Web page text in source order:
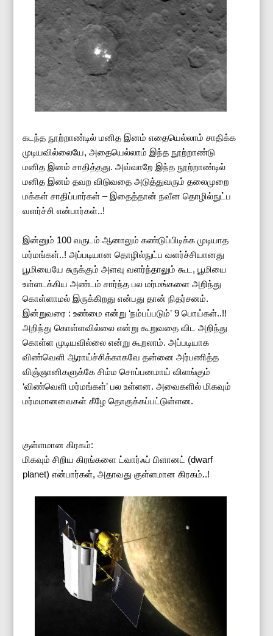
கடந்த நூற்றாண்டில் மனித இனம் எதையெல்லாம் சாதிக்க
முடியவில்லையே, அதையெல்லாம் இந்த நூற்றாண்டு
மனித இனம் சாதித்தது. அவ்வாறே இந்த நூற்றாண்டில்
மனித இனம் தவற விடுவதை அடுத்துவரும் தலைமுறை
மக்கள் சாதிப்பார்கள் – இதைத்தான் நவீன தொழில்நுட்ப
வளர்ச்சி என்பார்கள்..!
இன்னும் 100 வருடம் ஆனாலும் கண்டுப்பிடிக்க முடியாத
மர்மங்கள்..! அப்படியான தொழில்நுட்ப வளர்ச்சியானது
பூமியையே சுருக்கும் அளவு வளர்ந்தாலும் கூட, பூமியை
உள்ளடக்கிய அண்டம் சார்ந்த பல மர்மங்களை அறிந்து
கொள்ளாமல் இருக்கிறது என்பது தான் நிதர்சனம்.
இன்றுவரை : உண்மை என்று ‘நம்பப்படும்’ 9 பொய்கள்..!!
அறிந்து கொள்ளவில்லை என்று கூறுவதை விட அறிந்து
கொள்ள முடியவில்லை என்று கூறலாம். அப்படியாக
விண்வெளி ஆராய்ச்சிக்காகவே தன்னை அர்பணித்த
விஞ்ஞானிகளுக்கே சிம்ம சொப்பனமாய் விளங்கும்
‘விண்வெளி மர்மங்கள்’ பல உள்ளன. அவைகளில் மிகவும்
மர்மமானவைகள் கீழே தொகுக்கப்பட்டுள்ளன.
குள்ளமான கிரகம்:
மிகவும் சிறிய கிரங்களை ட்வார்ஃப் பிளானட் (dwarf
planet) என்பார்கள், அதாவது குள்ளமான கிரகம்..!